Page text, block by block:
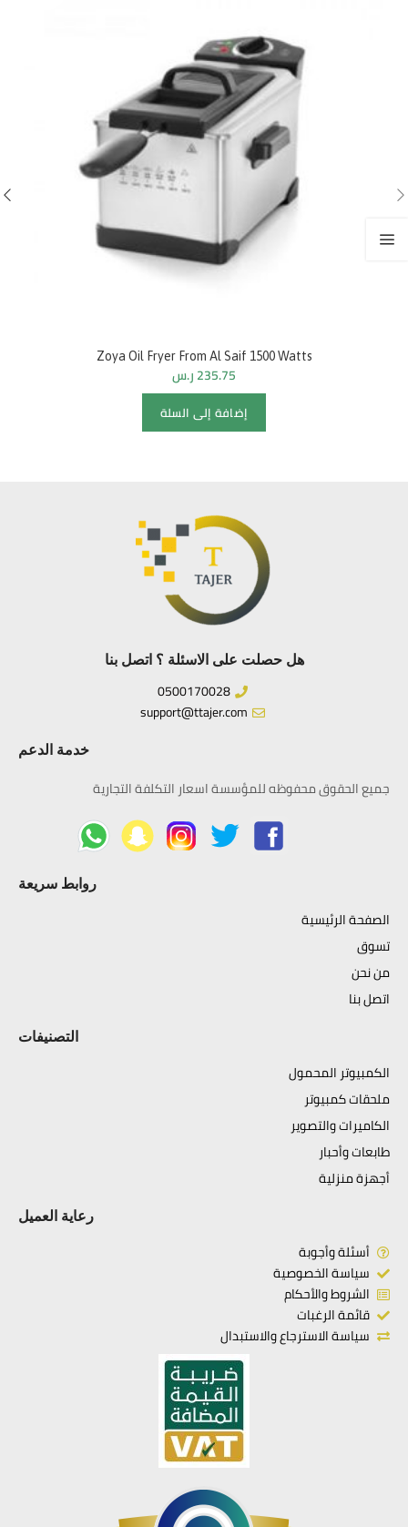
Zoya Oil Fryer From Al Saif 1500 Watts
235.75ر.س
إضافة إلى السلة
هل حصلت على الاسئلة ؟ اتصل بنا
0500170028
support@ttajer.com
خدمة الدعم
جميع الحقوق محفوظه للمؤسسة اسعار التكلفة التجارية
روابط سريعة
الصفحة الرئيسية
تسوق
من نحن
اتصل بنا
التصنيفات
الكمبيوتر المحمول
ملحقات كمبيوتر
الكاميرات والتصوير
طابعات وأحبار
أجهزة منزلية
رعاية العميل
أسئلة وأجوبة
سياسة الخصوصية
الشروط والأحكام
قائمة الرغبات
سياسة الاسترجاع والاستبدال